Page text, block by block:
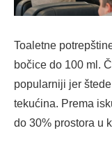
Toaletne
bočice do 100 ml.
popularniji jer
tekućina. Prema
do 30% prostora u